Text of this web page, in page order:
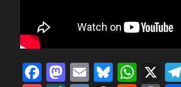
F M E Bl W X